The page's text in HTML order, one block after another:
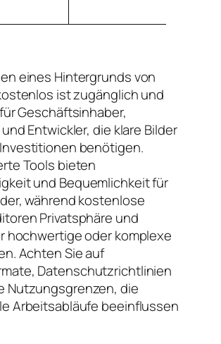
eines Hintergrunds von
ist zugänglich und
Geschäftsinhaber,
Entwickler, die klare Bilder
benötigen.
Tools bieten
und Bequemlichkeit für
während kostenlose
Privatsphäre und
hochwertige oder komplexe
Achten Sie auf
Datenschutzrichtlinien
Nutzungsgrenzen, die
Arbeitsabläufe beeinflussen